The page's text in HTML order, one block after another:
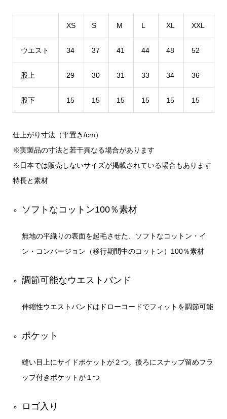
XS S M L XL XXL
ウエスト 34 37 41 44 48 52
股上 29 30 31 33 34 36
股下 15 15 15 15 15 15
仕上がり寸法（平置き/cm）
※実製品の寸法と若干異なる場合があります
※日本では販売しないサイズが掲載されている場合もあります
特長と素材
ソフトなコットン100％素材
無地の平織りの表面を起毛させた、ソフトなコットン・イ
ン・コンバージョン（移行期間中のコットン）100％素材
調節可能なウエストバンド
伸縮性ウエストバンドはドローコードでフィットを調節可能
ポケット
縫い目上にサイドポケットが２つ。後ろにスナップ留めフラ
ップ付きポケットが１つ
ロゴ入り